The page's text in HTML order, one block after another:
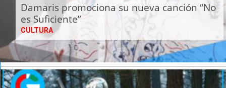
Damaris promociona su nueva canción “No
es Suficiente”
CULTURA